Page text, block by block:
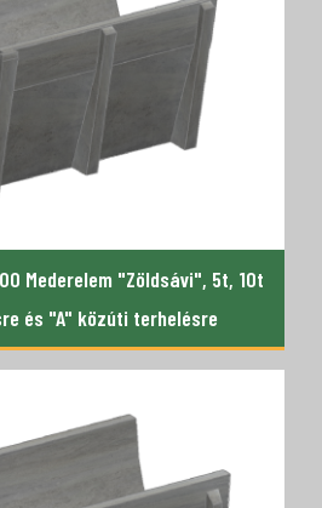
Mederelem "Zöldsávi", 5t, 10t
és "A" közúti terhelésre